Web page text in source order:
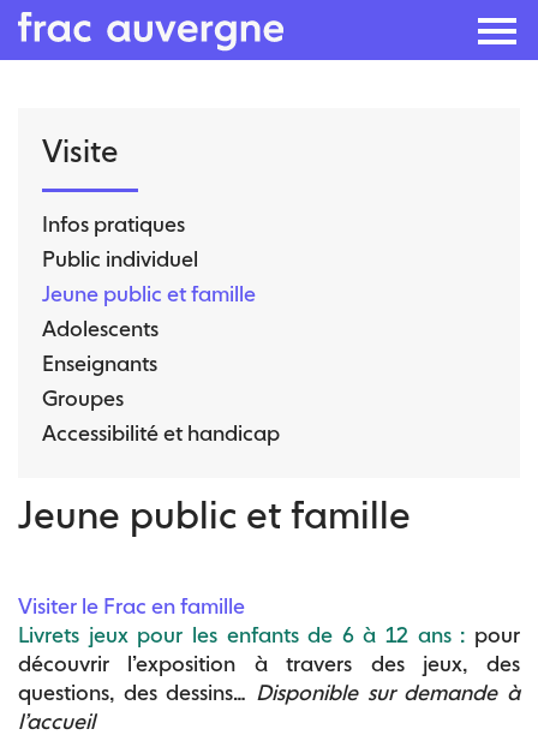
Visite
Infos pratiques
Public individuel
Jeune public et famille
Adolescents
Enseignants
Groupes
Accessibilité et handicap
Jeune public et famille
Visiter le Frac en famille
Livrets jeux pour les enfants de 6 à 12 ans : pour
découvrir l’exposition à travers des jeux, des
questions, des dessins… Disponible sur demande à
l’accueil